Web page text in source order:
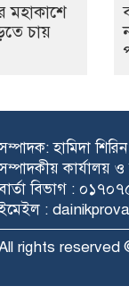
মহাকাশে
চায়
হামিদা শিরিন
কার্যালয়
বিভাগ :
:
rights reserved